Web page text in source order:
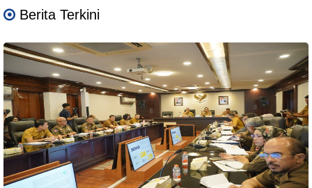
Berita Terkini